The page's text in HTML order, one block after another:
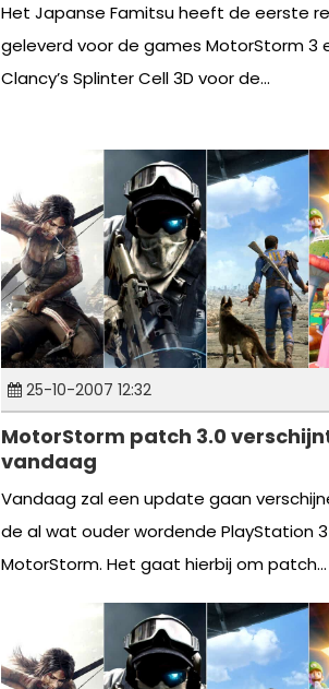
Het Japanse Famitsu heeft de eerste
geleverd voor de games MotorStorm 3
Clancy’s Splinter Cell 3D voor de...
25-10-2007 12:32
MotorStorm patch 3.0
vandaag
Vandaag zal een update gaan
de al wat ouder wordende PlayStation
MotorStorm. Het gaat hierbij om patch...